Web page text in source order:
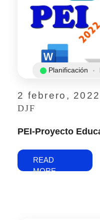
2 febrero, 2022
DJF
Planificación
PEI-Proyecto
READ
MORE